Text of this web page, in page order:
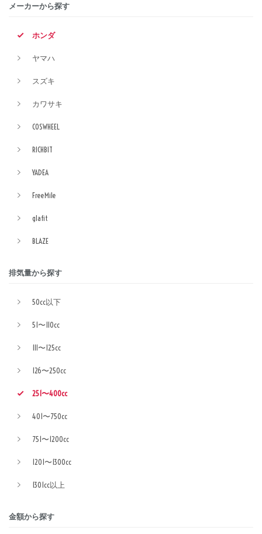
メーカーから探す
ホンダ
ヤマハ
スズキ
カワサキ
COSWHEEL
RICHBIT
YADEA
FreeMile
glafit
BLAZE
排気量から探す
50cc以下
51〜110cc
111〜125cc
126〜250cc
251〜400cc
401〜750cc
751〜1200cc
1201〜1300cc
1301cc以上
金額から探す